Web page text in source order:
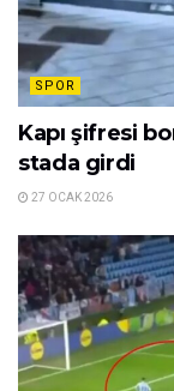
SPOR
Kapı şifresi
stada girdi
27 OCAK 2026